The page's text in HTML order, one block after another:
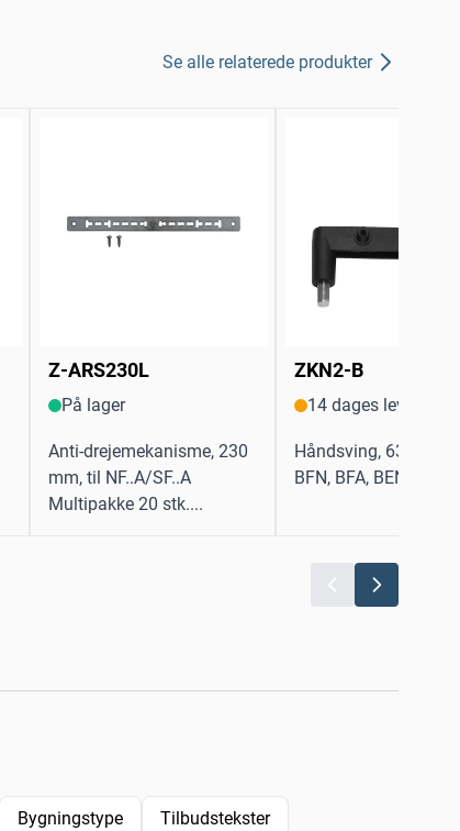
Se alle relaterede produkter
Z-ARS230L
På lager
Anti-drejemekanisme, 230
mm, til NF..A/SF..A
Multipakke 20 stk....
ZKN2-B
14 dages levering
Håndsving, 63 mm,
BFN, BFA, BEN, BEE...
Bygningstype Tilbudstekster